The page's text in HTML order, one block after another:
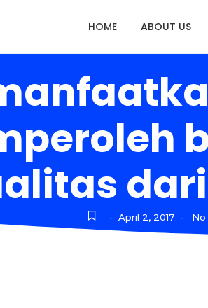
HOME ABOUT US
- April 2, 2017 - No